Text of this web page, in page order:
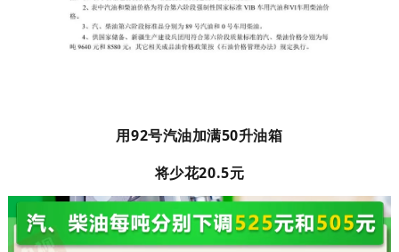
绿色北京 图说北京 视频北京
한국어
ESPAÑOL العربية PORTUGUÊS
用92号汽油加满50升油箱
将少花20.5元